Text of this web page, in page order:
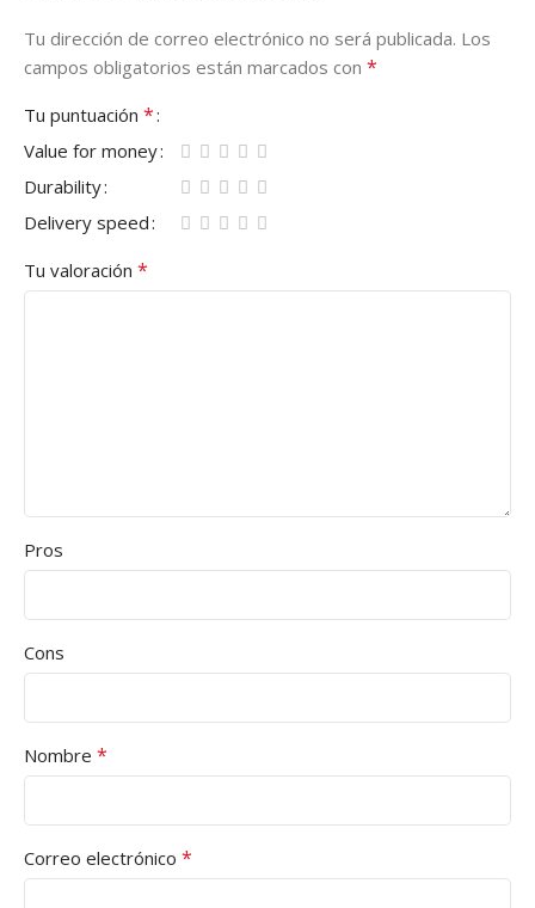
Tu dirección de correo electrónico no será publicada. Los
campos obligatorios están marcados con *
Tu puntuación *
Value for money
Durability
Delivery speed
Tu valoración *
Pros
Cons
Nombre *
Correo electrónico *